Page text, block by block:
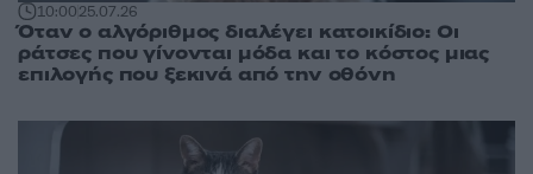
10:0025.07.26
Όταν ο αλγόριθμος διαλέγει κατοικίδιο: Οι
ράτσες που γίνονται μόδα και το κόστος μιας
επιλογής που ξεκινά από την οθόνη